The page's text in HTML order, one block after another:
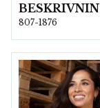
807-1876